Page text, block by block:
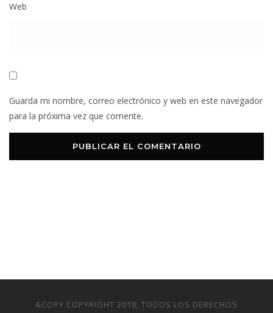
Web
Guarda mi nombre, correo electrónico y web en este navegador
para la próxima vez que comente.
&COPY COPYRIGHT 2018; TODOS LOS DERECHOS